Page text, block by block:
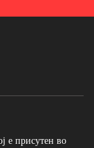
е присутен во